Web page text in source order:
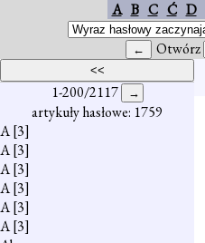
A B C Ć D
Otwórz
1-200/2117
artykuły hasłowe: 1759
A[3]
A[3]
A[3]
A[3]
A[3]
A[3]